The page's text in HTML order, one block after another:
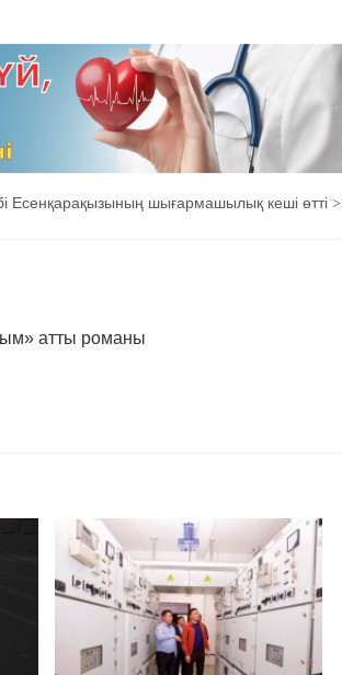
Есенқарақызының шығармашылық кеші өтті
атты романы